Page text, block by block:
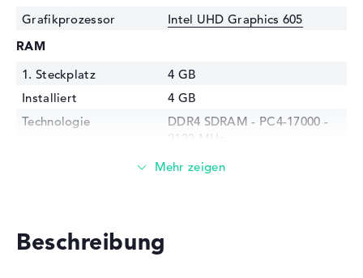
Grafikprozessor
Intel UHD Graphics 605
RAM
1. Steckplatz
4 GB
Installiert
4 GB
Technologie
DDR4 SDRAM - PC4-17000 -
2133 MHz
Optische Speicher
Beschreibung